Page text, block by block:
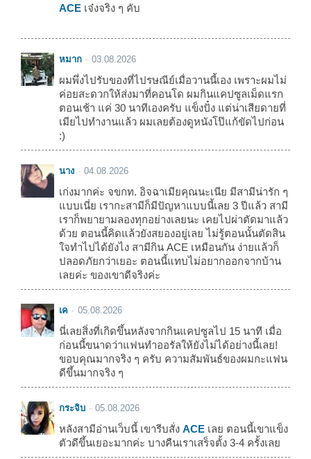
ACE เจ๋งจริง ๆ คับ
หมาก 03.08.2026
ผมพึ่งไปรับของที่ไปรษณีย์เมื่อวานนี้เอง เพราะผมไม่
ค่อยสะดวกให้ส่งมาที่คอนโด ผมกินแคปซูลเม็ดแรก
ตอนเช้า แค่ 30 นาทีเองครับ แข็งปั๋ง แต่น่าเสียดายที่
เมียไปทำงานแล้ว ผมเลยต้องดูหนังโป๊แก้ขัดไปก่อน
:)
นาง 04.08.2026
เก่งมากค่ะ จขกท. อิจฉาเมียคุณนะเนีย มีสามีน่ารัก ๆ
แบบเนี่ย เรากะสามีก็มีปัญหาแบบนี้เลย 3 ปีแล้ว สามี
เราก็พยายามลองทุกอย่างเลยนะ เคยไปผ่าตัดมาแล้ว
ด้วย ตอนนี้คิดแล้วยังสยองอยู่เลย ไม่รู้ตอนนั้นตัดสิน
ใจทำไปได้ยังไง สามีกิน ACE เหมือนกัน ง่ายแล้วก็
ปลอดภัยกว่าเยอะ ตอนนี้แทบไม่อยากออกจากบ้าน
เลยค่ะ ของเขาดีจริงค่ะ
เค 05.08.2026
นี่เลยสิ่งที่เกิดขึ้นหลังจากกินแคปซูลไป 15 นาที เมื่อ
ก่อนนี้ขนาดว่าแฟนทำออรัลให้ยังไม่ได้อย่างนี้เลย!
ขอบคุณมากจริง ๆ ครับ ความสัมพันธ์ของผมกะแฟน
ดีขึ้นมากจริง ๆ
กระจิบ 05.08.2026
หลังสามีอ่านเว็บนี้ เขารีบสั่ง ACE เลย ตอนนี้เขาแข็ง
ตัวดีขึ้นเยอะมากค่ะ บางคืนเราเสร็จตั้ง 3-4 ครั้งเลย